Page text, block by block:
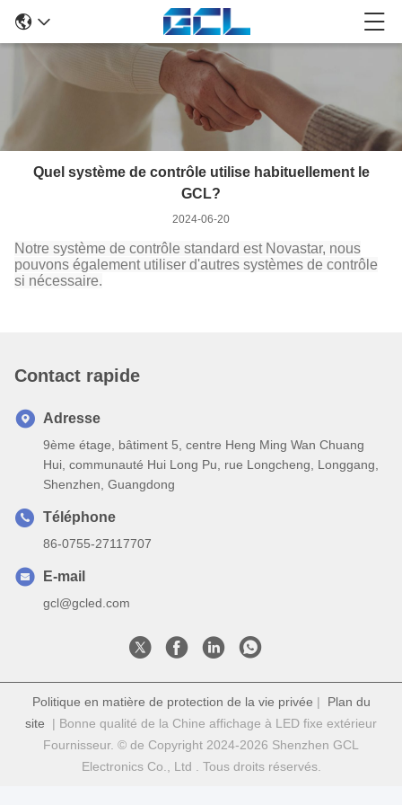
Quel système de contrôle utilise habituellement le
GCL?
2024-06-20
Notre système de contrôle standard est Novastar, nous
pouvons également utiliser d'autres systèmes de contrôle
si nécessaire.
Contact rapide
Adresse
9ème étage, bâtiment 5, centre Heng Ming Wan Chuang
Hui, communauté Hui Long Pu, rue Longcheng, Longgang,
Shenzhen, Guangdong
Téléphone
86-0755-27117707
E-mail
gcl@gcled.com
Politique en matière de protection de la vie privée | Plan du
site | Bonne qualité de la Chine affichage à LED fixe extérieur
Fournisseur. © de Copyright 2024-2026 Shenzhen GCL
Electronics Co., Ltd . Tous droits réservés.